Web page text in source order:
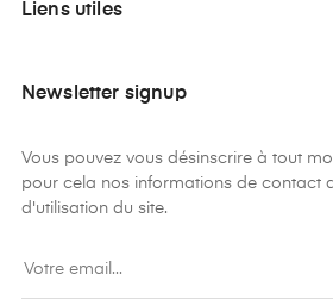
Liens utiles
Newsletter signup
Vous pouvez vous désinscrire à tout
pour cela nos informations de contact
d'utilisation du site.